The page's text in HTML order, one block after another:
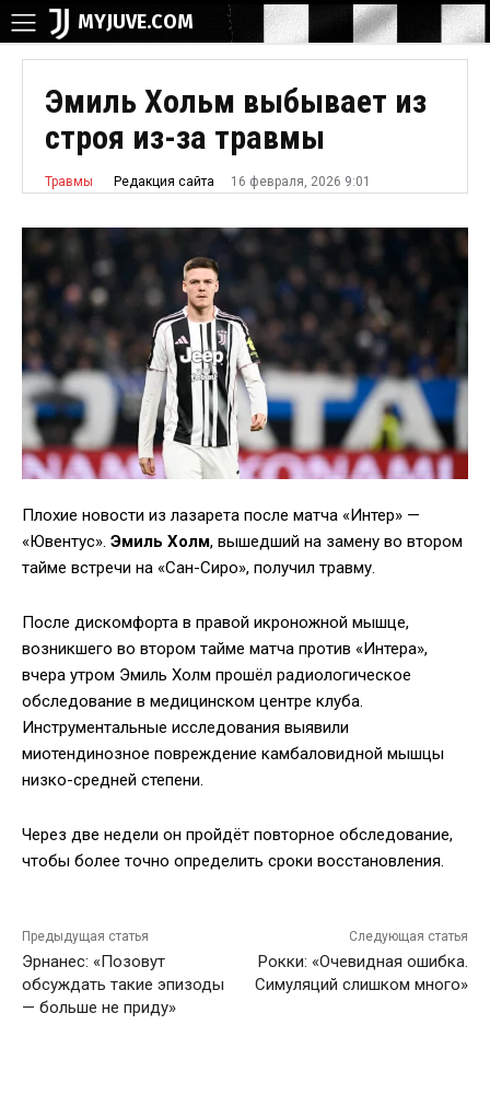
MYJUVE.COM
Эмиль Хольм выбывает из
строя из-за травмы
Травмы Редакция сайта 16 февраля, 2026 9:01
Плохие новости из лазарета после матча «Интер» —
«Ювентус». Эмиль Холм, вышедший на замену во втором
тайме встречи на «Сан-Сиро», получил травму.
После дискомфорта в правой икроножной мышце,
возникшего во втором тайме матча против «Интера»,
вчера утром Эмиль Холм прошёл радиологическое
обследование в медицинском центре клуба.
Инструментальные исследования выявили
миотендинозное повреждение камбаловидной мышцы
низко-средней степени.
Через две недели он пройдёт повторное обследование,
чтобы более точно определить сроки восстановления.
Предыдущая статья
Эрнанес: «Позовут
обсуждать такие эпизоды
— больше не приду»
Следующая статья
Рокки: «Очевидная ошибка.
Симуляций слишком много»